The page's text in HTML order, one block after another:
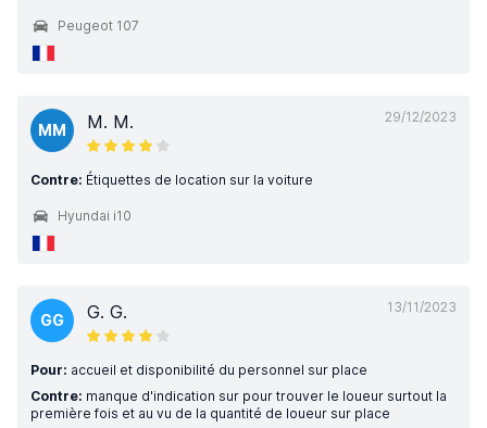
Peugeot 107
29/12/2023
MM M. M.
Contre: Étiquettes de location sur la voiture
Hyundai i10
13/11/2023
GG G. G.
Pour: accueil et disponibilité du personnel sur place
Contre: manque d'indication sur pour trouver le loueur surtout la
première fois et au vu de la quantité de loueur sur place